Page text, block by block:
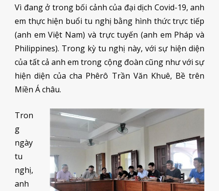
Vì đang ở trong bối cảnh của đại dịch Covid-19, anh
em thực hiện buổi tu nghị bằng hình thức trực tiếp
(anh em Việt Nam) và trực tuyến (anh em Pháp và
Philippines). Trong kỳ tu nghị này, với sự hiện diện
của tất cả anh em trong cộng đoàn cũng như với sự
hiện diện của cha Phêrô Trần Văn Khuê, Bề trên
Miền Á châu.
Tron
g
ngày
tu
nghị,
anh